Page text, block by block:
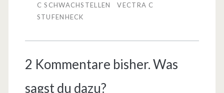
C SCHWACHSTELLEN
VECTRA C
STUFENHECK
2 Kommentare bisher. Was
sagst du dazu?